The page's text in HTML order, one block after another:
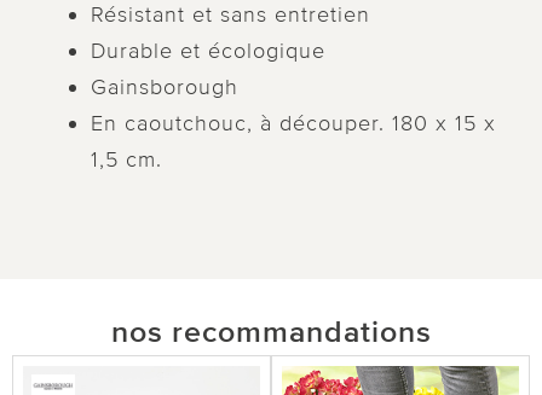
Résistant et sans entretien
Durable et écologique
Gainsborough
En caoutchouc, à découper. 180 x 15 x
1,5 cm.
nos recommandations